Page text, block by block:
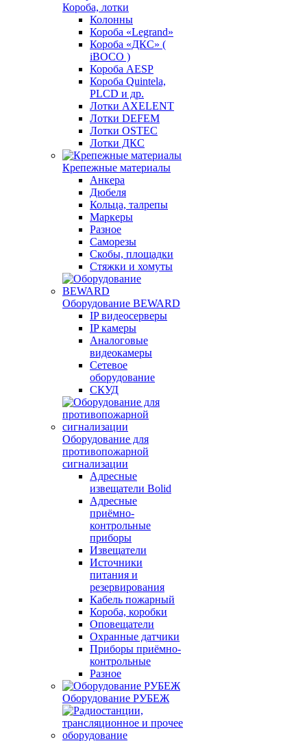
Короба, лотки
Колонны
Короба «Legrand»
Короба «ДКС» (
iBOCO )
Короба AESP
Короба Quintela,
PLCD и др.
Лотки AXELENT
Лотки DEFEM
Лотки OSTEC
Лотки ДКС
Крепежные материалы
Анкера
Дюбеля
Кольца, талрепы
Маркеры
Разное
Саморезы
Скобы, площадки
Стяжки и хомуты
Оборудование BEWARD
IP видеосерверы
IP камеры
Аналоговые
видеокамеры
Сетевое
оборудование
СКУД
Оборудование для
противопожарной
сигнализации
Адресные
извещатели Bolid
Адресные
приёмно-
контрольные
приборы
Извещатели
Источники
питания и
резервирования
Кабель пожарный
Короба, коробки
Оповещатели
Охранные датчики
Приборы приёмно-
контрольные
Разное
Оборудование РУБЕЖ